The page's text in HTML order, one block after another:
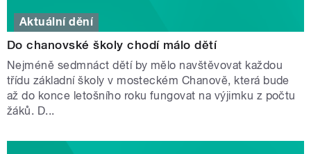
Aktuální dění
Do chanovské školy chodí málo dětí
Nejméně sedmnáct dětí by mělo navštěvovat každou
třídu základní školy v mosteckém Chanově, která bude
až do konce letošního roku fungovat na výjimku z počtu
žáků. D...